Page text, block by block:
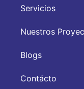
Servicios
Nuestros
Blogs
Contácto